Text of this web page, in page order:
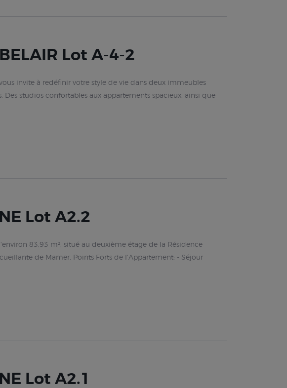
Lot A-4-2
invite à redéfinir votre style de vie dans deux immeubles
studios confortables aux appartements spacieux, ainsi que
Lot A2.2
83,93 m², situé au deuxième étage de la Résidence
de Mamer. Points Forts de l'Appartement: - Séjour
Lot A2.1